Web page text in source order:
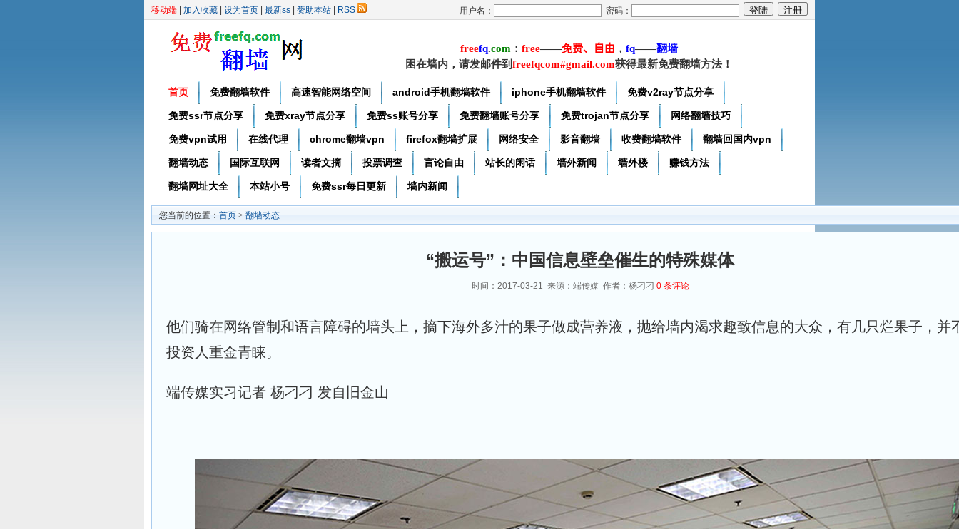
移动端 加入收藏 设为首页 最新ss 赞助本站 RSS 用户名： 密码：
freefq.com ： free——免费、自由 ， fq——翻墙
困在墙内，请发邮件到freefqcom#gmail.com获得最新免费翻墙方法！
首页 免费翻墙软件 高速智能网络空间 android手机翻墙软件 iphone手机翻墙软件 免费v2ray节点分享
免费ssr节点分享 免费xray节点分享 免费ss账号分享 免费翻墙账号分享 免费trojan节点分享 网络翻墙技巧
免费vpn试用 在线代理 chrome翻墙vpn firefox翻墙扩展 网络安全 影音翻墙 收费翻墙软件 翻墙回国内vpn
翻墙动态 国际互联网 读者文摘 投票调查 言论自由 站长的闲话 墙外新闻 墙外楼 赚钱方法
翻墙网址大全 本站小号 免费ssr每日更新 墙内新闻
您当前的位置： 首页 > 翻墙动态
“搬运号”：中国信息壁垒催生的特殊媒体
时间：2017-03-21 来源：端传媒 作者：杨刁刁 0 条评论
他们骑在网络管制和语言障碍的墙头上，摘下海外多汁的果子做成营养液，抛给墙内渴求趣致信息的大众，有几只烂果子，并
投资人重金青睐。
端传媒实习记者 杨刁刁 发自旧金山